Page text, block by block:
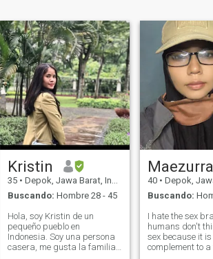
Kristin
35 • Depok, Jawa Barat, Indonesia
Buscando: Hombre 28 - 45
Hola, soy Kristin de un
pequeño pueblo en
Indonesia. Soy una persona
casera, me gusta la familia
Maezurra
40 • Depok, Jawa
Buscando:
I hate the sex
humans don't
sex because it is
complement to